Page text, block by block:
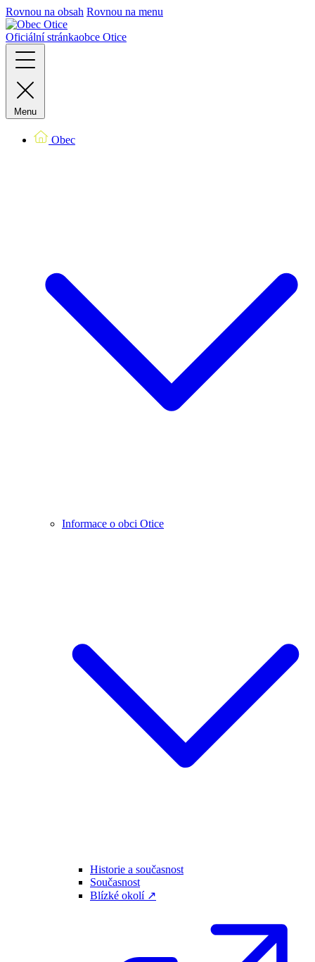
Rovnou na obsah Rovnou na menu
Oficiální stránkaobce Otice
Menu
Obec
Informace o obci Otice
Historie a současnost
Současnost
Blízké okolí ↗